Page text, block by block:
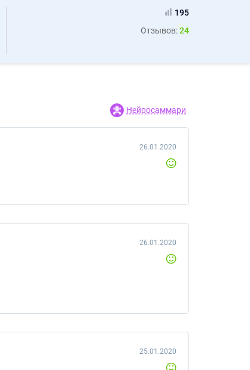
195
Отзывов:24
Нейросаммари
26.01.2020
26.01.2020
25.01.2020